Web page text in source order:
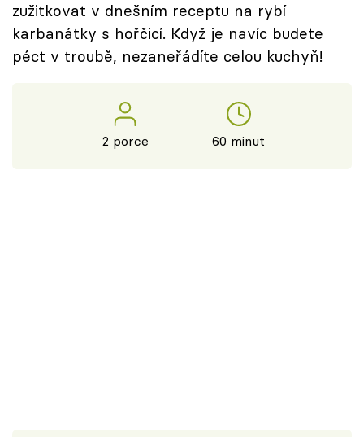
Přihlášení
zužitkovat v dnešním receptu na rybí
karbanátky s hořčicí. Když je navíc budete
péct v troubě, nezaneřádíte celou kuchyň!
2 porce 60 minut